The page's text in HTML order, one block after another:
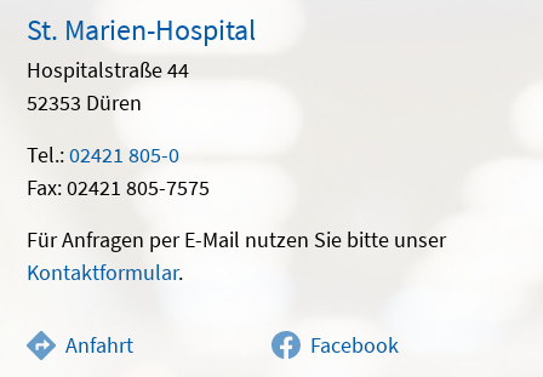
St. Marien-Hospital
Hospitalstraße 44
52353 Düren
Tel.:02421 805-0
Fax: 02421 805-7575
Für Anfragen per E-Mail nutzen Sie bitte unser
Kontaktformular.
Anfahrt Facebook